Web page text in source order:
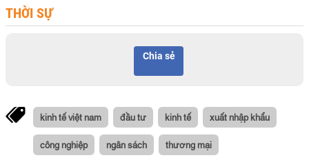
THỜI SỰ
Chia sẻ
kinh tế việt nam đầu tư kinh tế xuất nhập khẩu
công nghiệp ngân sách thương mại